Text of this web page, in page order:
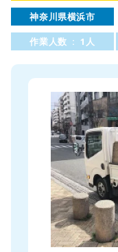
神奈川県横浜市
作業人数 : 1人